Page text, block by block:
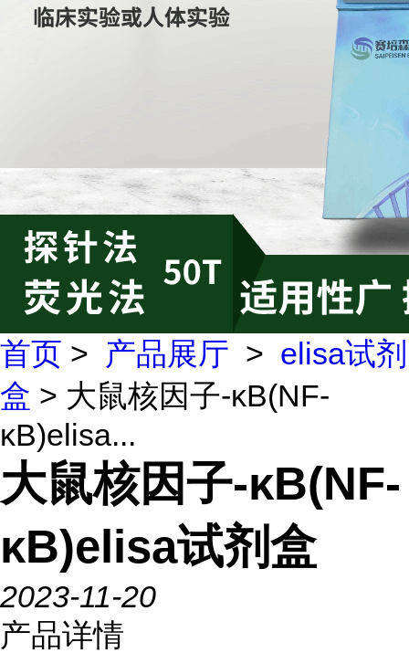
首页 > 产品展厅 > elisa试剂
盒 > 大鼠核因子-κB(NF-
κB)elisa...
大鼠核因子-κB(NF-
κB)elisa试剂盒
2023-11-20
产品详情